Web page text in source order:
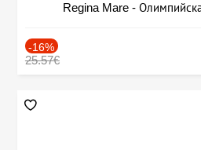
Regina Mare -
-16%
25.57€